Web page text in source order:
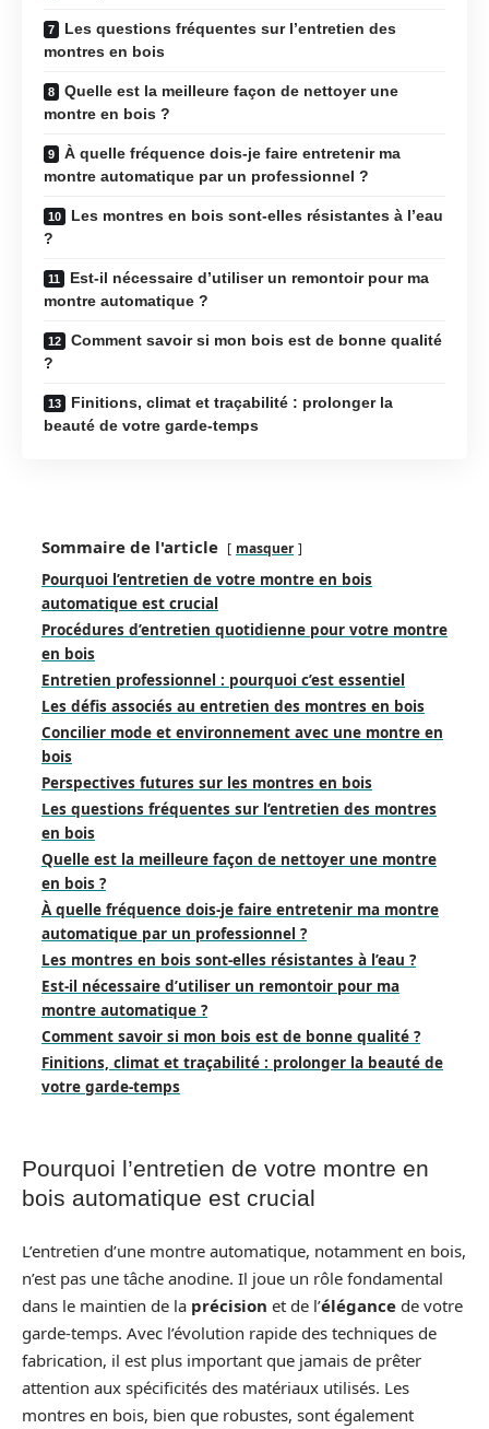
Les questions fréquentes sur l’entretien des
montres en bois
Quelle est la meilleure façon de nettoyer une
montre en bois ?
À quelle fréquence dois-je faire entretenir ma
montre automatique par un professionnel ?
Les montres en bois sont-elles résistantes à l’eau
?
Est-il nécessaire d’utiliser un remontoir pour ma
montre automatique ?
Comment savoir si mon bois est de bonne qualité
?
Finitions, climat et traçabilité : prolonger la
beauté de votre garde-temps
Sommaire de l'article masquer
Pourquoi l’entretien de votre montre en bois
automatique est crucial
Procédures d’entretien quotidienne pour votre montre
en bois
Entretien professionnel : pourquoi c’est essentiel
Les défis associés au entretien des montres en bois
Concilier mode et environnement avec une montre en
bois
Perspectives futures sur les montres en bois
Les questions fréquentes sur l’entretien des montres
en bois
Quelle est la meilleure façon de nettoyer une montre
en bois ?
À quelle fréquence dois-je faire entretenir ma montre
automatique par un professionnel ?
Les montres en bois sont-elles résistantes à l’eau ?
Est-il nécessaire d’utiliser un remontoir pour ma
montre automatique ?
Comment savoir si mon bois est de bonne qualité ?
Finitions, climat et traçabilité : prolonger la beauté de
votre garde-temps
Pourquoi l’entretien de votre montre en
bois automatique est crucial
L’entretien d’une montre automatique, notamment en bois,
n’est pas une tâche anodine. Il joue un rôle fondamental
dans le maintien de la précision et de l’élégance de votre
garde-temps. Avec l’évolution rapide des techniques de
fabrication, il est plus important que jamais de prêter
attention aux spécificités des matériaux utilisés. Les
montres en bois, bien que robustes, sont également